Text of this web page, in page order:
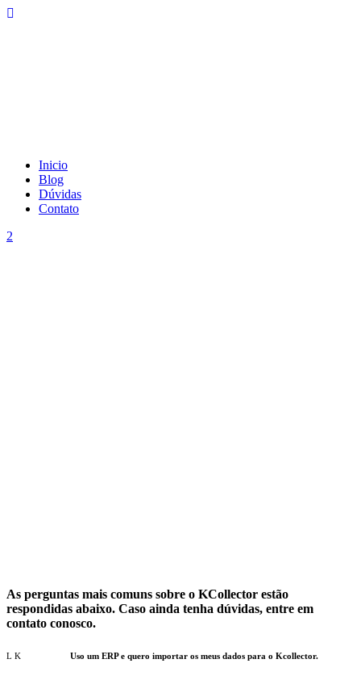
Inicio
Blog
Dúvidas
Contato
As perguntas mais comuns sobre o KCollector estão
respondidas abaixo. Caso ainda tenha dúvidas, entre em
contato conosco.
Uso um ERP e quero importar os meus dados para o Kcollector.